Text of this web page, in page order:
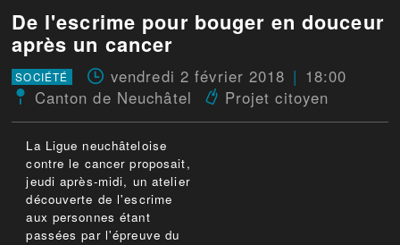
De l'escrime pour bouger en douceur
après un cancer
SOCIÉTÉ vendredi 2 février 2018
18:00
Canton de Neuchâtel
Projet citoyen
La Ligue neuchâteloise
contre le cancer proposait,
jeudi après-midi, un atelier
découverte de l'escrime
aux personnes étant
passées par l'épreuve du